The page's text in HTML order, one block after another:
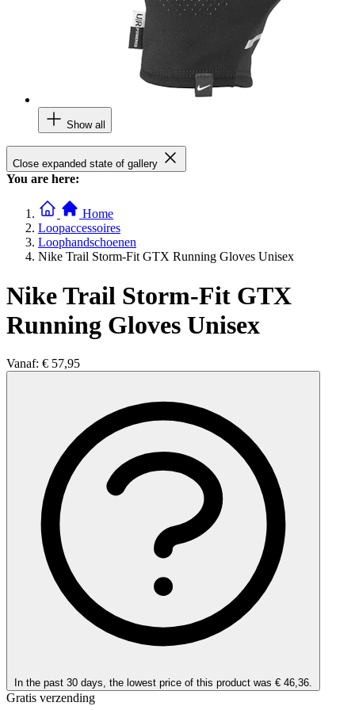
Show all
Close expanded state of gallery
You are here:
Home
Loopaccessoires
Loophandschoenen
Nike Trail Storm-Fit GTX Running Gloves Unisex
Nike Trail Storm-Fit GTX
Running Gloves Unisex
Vanaf: € 57,95
In the past 30 days, the lowest price of this product was € 46,36.
Gratis verzending